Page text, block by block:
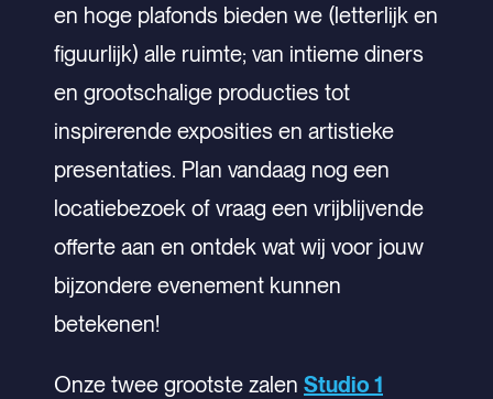
en hoge plafonds bieden we (letterlijk en
figuurlijk) alle ruimte; van intieme diners
en grootschalige producties tot
inspirerende exposities en artistieke
presentaties. Plan vandaag nog een
locatiebezoek of vraag een vrijblijvende
offerte aan en ontdek wat wij voor jouw
bijzondere evenement kunnen
betekenen!
Onze twee grootste zalen Studio 1